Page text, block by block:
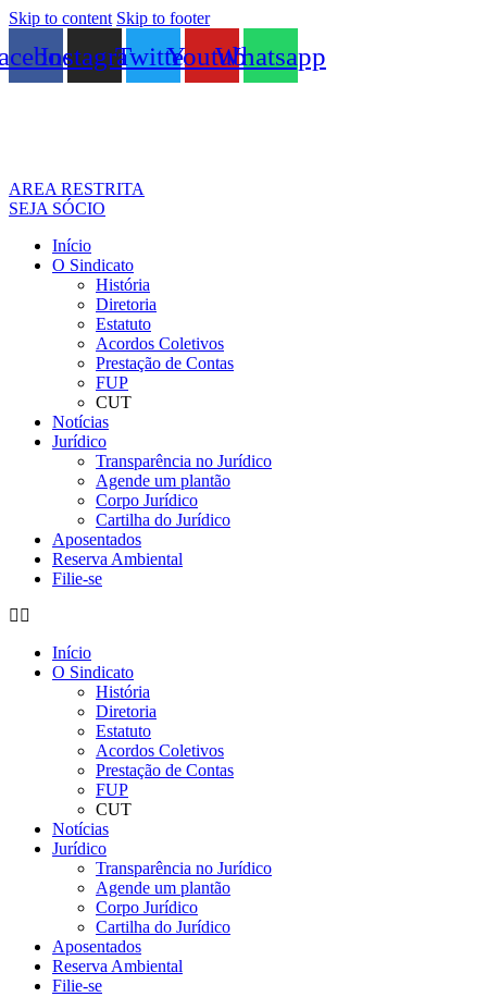
Skip to content Skip to footer
InstagramTwitterYoutubeWhatsapp
AREA RESTRITA
SEJA SÓCIO
Início
O Sindicato
História
Diretoria
Estatuto
Acordos Coletivos
Prestação de Contas
FUP
CUT
Notícias
Jurídico
Transparência no Jurídico
Agende um plantão
Corpo Jurídico
Cartilha do Jurídico
Aposentados
Reserva Ambiental
Filie-se
Início
O Sindicato
História
Diretoria
Estatuto
Acordos Coletivos
Prestação de Contas
FUP
CUT
Notícias
Jurídico
Transparência no Jurídico
Agende um plantão
Corpo Jurídico
Cartilha do Jurídico
Aposentados
Reserva Ambiental
Filie-se